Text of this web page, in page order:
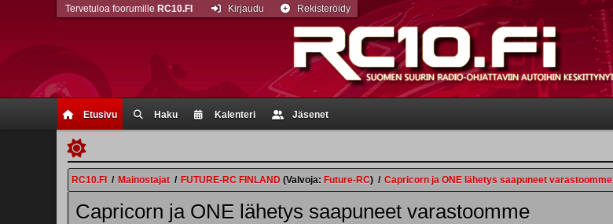
Etusivu Haku Kalenteri Jäsenet
Tervetuloa foorumille RC10.FI Kirjaudu Rekisteröidy
RC10.FI / Mainostajat / FUTURE-RC FINLAND (Valvoja: Future-RC) / Capricorn ja ONE lähetys saapuneet varastoomme
Capricorn ja ONE lähetys saapuneet varastoomme